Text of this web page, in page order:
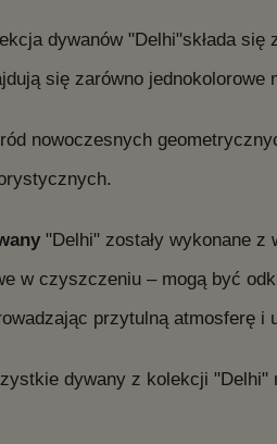
dywanów "Delhi"składa
się zarówno
nowoczesnych
"Delhi" zostały wykonane z
w czyszczeniu – mogą być
przytulną atmosferę i
dywany z kolekcji "Delhi"